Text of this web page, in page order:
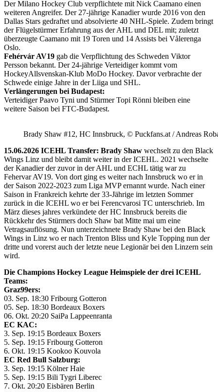
Der Milano Hockey Club verpflichtete mit Nick Caamano einen
weiteren Angreifer. Der 27-jährige Kanadier wurde 2016 von den
Dallas Stars gedraftet und absolvierte 40 NHL-Spiele. Zudem bringt
der Flügelstürmer Erfahrung aus der AHL und DEL mit; zuletzt
überzeugte Caamano mit 19 Toren und 14 Assists bei Vålerenga
Oslo.
Fehérvár AV19 gab die Verpflichtung des Schweden Viktor
Persson bekannt. Der 24-jährige Verteidiger kommt vom
HockeyAllsvenskan-Klub MoDo Hockey. Davor verbrachte der
Schwede einige Jahre in der Liiga und SHL.
Verlängerungen bei Budapest:
Verteidiger Paavo Tyni und Stürmer Topi Rönni bleiben eine
weitere Saison bei FTC-Budapest.
Brady Shaw #12, HC Innsbruck, © Puckfans.at / Andreas
15.06.2026 ICEHL Transfer: Brady Shaw wechselt zu den Black
Wings Linz und bleibt damit weiter in der ICEHL. 2021 wechselte
der Kanadier der zuvor in der AHL und ECHL tätig war zu
Fehervar AV19. Von dort ging es weiter nach Innsbruck wo er in
der Saison 2022-2023 zum Liga MVP ernannt wurde. Nach einer
Saison in Frankreich kehrte der 33-Jährige im letzten Sommer
zurück in die ICEHL wo er bei Ferencvarosi TC unterschrieb. Im
März dieses jahres verkündete der HC Innsbruck bereits die
Rückkehr des Stürmers doch Shaw bat Mitte mai um eine
Vetragsauflösung. Nun unterzeichnete Brady Shaw bei den Black
Wings in Linz wo er nach Trenton Bliss und Kyle Topping nun der
dritte und vorerst auch der letzte neue Legionär bei den Linzern sein
wird.
Die Champions Hockey League Heimspiele der drei ICEHL
Teams:
Graz99ers:
03. Sep. 18:30 Fribourg Gotteron
05. Sep. 18:30 Bordeaux Boxers
06. Okt. 20:20 SaiPa Lappeenranta
EC KAC:
3. Sep. 19:15 Bordeaux Boxers
5. Sep. 19:15 Fribourg Gotteron
6. Okt. 19:15 Kookoo Kouvola
EC Red Bull Salzburg:
3. Sep. 19:15 Kölner Haie
5. Sep. 19:15 Bili Tygri Liberec
7. Okt. 20:20 Eisbären Berlin